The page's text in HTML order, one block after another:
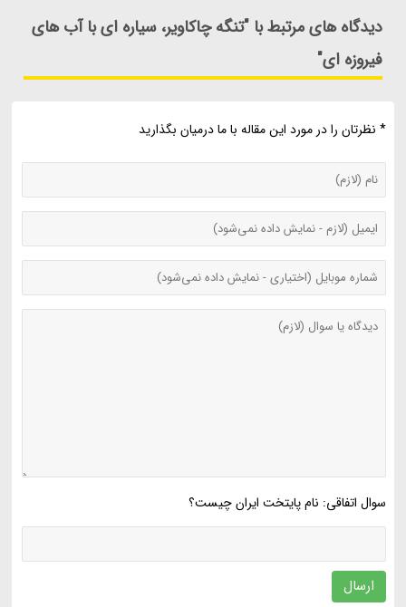
دیدگاه های مرتبط با "تنگه چاکاویر، سیاره ای با آب های
فیروزه ای"
* نظرتان را در مورد این مقاله با ما درمیان بگذارید
سوال اتفاقی: نام پایتخت ایران چیست؟
ارسال